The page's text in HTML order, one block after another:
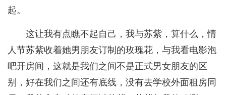
起。
这让我有点瞧不起自己，我与苏紫，算什么，情
人节苏紫收着她男朋友订制的玫瑰花，与我看电影泡
吧开房间，这就是我们之间不是正式男女朋友的区
别，好在我们之间还有底线，没有去学校外面租房同